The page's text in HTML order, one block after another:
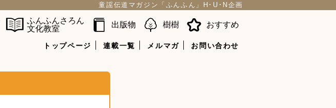
童謡伝道マガジン「ふんふん」H･U･N企画
ふんふんさろん
文化教室
出版物 樹樹 おすすめ
トップページ 連載一覧 メルマガ お問い合わせ